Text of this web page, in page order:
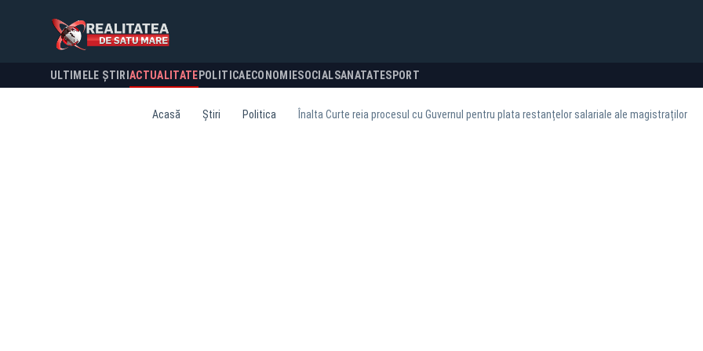
ULTIMELE ȘTIRI ACTUALITATE POLITICA ECONOMIESOCIALSANATATESPORT
Acasă Știri Politica Înalta Curte reia procesul cu Guvernul pentru plata restanțelor salariale ale magistraților